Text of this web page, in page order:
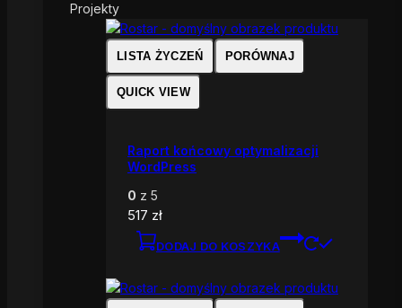
Projekty
LISTA ŻYCZEŃ PORÓWNAJ
QUICK VIEW
Raport końcowy optymalizacji
WordPress
0 z 5
517 zł
DODAJ DO KOSZYKA